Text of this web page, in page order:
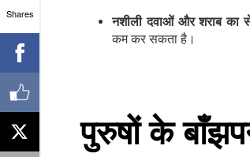
नशीली दवाओं और शराब का
कम कर सकता है।
पुरुषों के
Shares